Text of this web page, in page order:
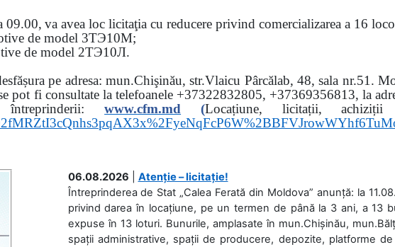
09.00, va avea loc licitaţia cu reducere privind comercializarea a 16
de model 3ТЭ10М;
de model 2ТЭ10Л.
pe adresa: mun.Chişinău, str.Vlaicu Pârcălab, 48, sala nr.51.
pot fi consultate la telefoanele +37322832805, +37369356813, la
www.cfm.md (Locațiune, licitații,
06.08.2026
Atenție – licitație!
Întreprinderea de Stat „Calea Ferată din Moldova” anunță: la
privind darea în locațiune, pe un termen de până la 3 ani, a 13
expuse în 13 loturi. Bunurile, amplasate în mun.Chișinău,
spații administrative, spații de producere, depozite, platforme